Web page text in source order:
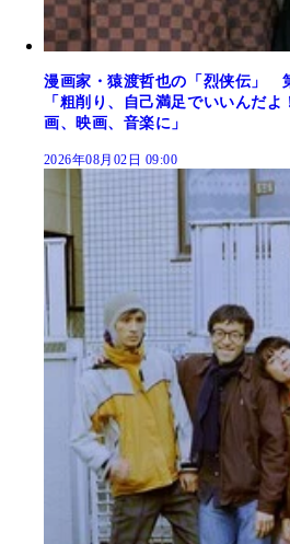
漫画家・猿渡哲也の「烈侠伝」
「粗削り、自己満足でいいんだ
画、映画、音楽に」
2026年08月02日 09:00